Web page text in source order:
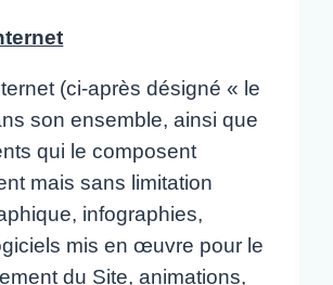
(ci-après désigné « le
son ensemble, ainsi que
qui le composent
mais sans limitation
infographies,
mis en œuvre pour le
du Site, animations,